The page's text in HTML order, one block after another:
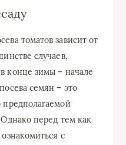
томатов зависит от
случаев,
конце зимы – начале
семян – это
перед тем как
с